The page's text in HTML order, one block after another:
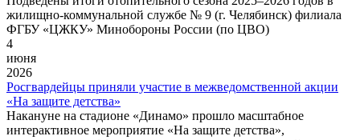
жилищно‑коммунальной службе № 9 (г. Челябинск) филиала
ФГБУ «ЦЖКУ» Минобороны России (по ЦВО)
4
июня
2026
Росгвардейцы приняли участие в межведомственной акции
«На защите детства»
Накануне на стадионе «Динамо» прошло масштабное
интерактивное мероприятие «На защите детства»,